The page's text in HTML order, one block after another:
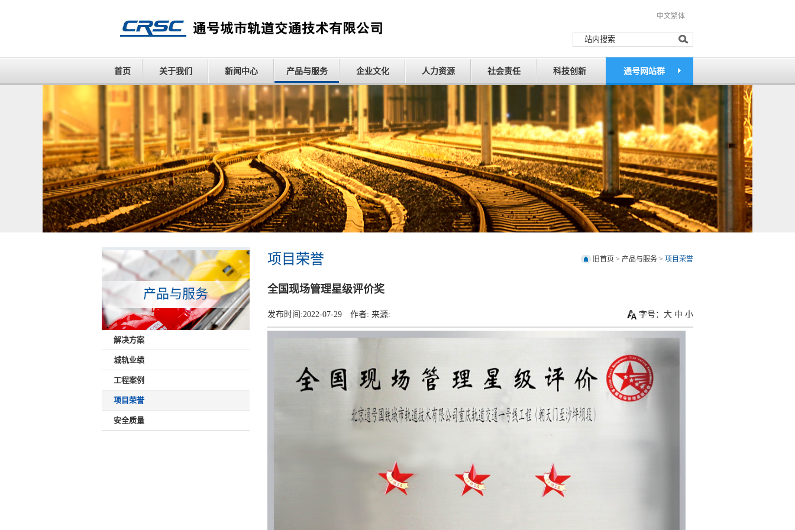
中文繁体
首页 关于我们 新闻中心 产品与服务 企业文化 人力资源 社会责任 科技创新 通号网站群
产品与服务
解决方案
城轨业绩
工程案例
项目荣誉
安全质量
旧首页 > 产品与服务 > 项目荣誉
项目荣誉
全国现场管理星级评价奖
发布时间:2022-07-29 作者: 来源: 字号： 大 中 小